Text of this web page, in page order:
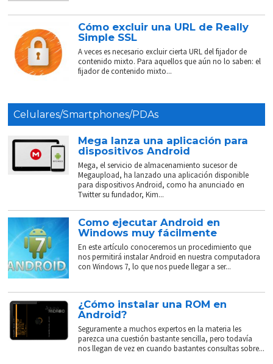
Cómo excluir una URL de Really
Simple SSL
A veces es necesario excluir cierta URL del fijador de
contenido mixto. Para aquellos que aún no lo saben: el
fijador de contenido mixto...
Celulares/Smartphones/PDAs
Mega lanza una aplicación para
dispositivos Android
Mega, el servicio de almacenamiento sucesor de
Megaupload, ha lanzado una aplicación disponible
para dispositivos Android, como ha anunciado en
Twitter su fundador, Kim...
Como ejecutar Android en
Windows muy fácilmente
En este artículo conoceremos un procedimiento que
nos permitirá instalar Android en nuestra computadora
con Windows 7, lo que nos puede llegar a ser...
¿Cómo instalar una ROM en
Android?
Seguramente a muchos expertos en la materia les
parezca una cuestión bastante sencilla, pero todavía
nos llegan de vez en cuando bastantes consultas sobre...